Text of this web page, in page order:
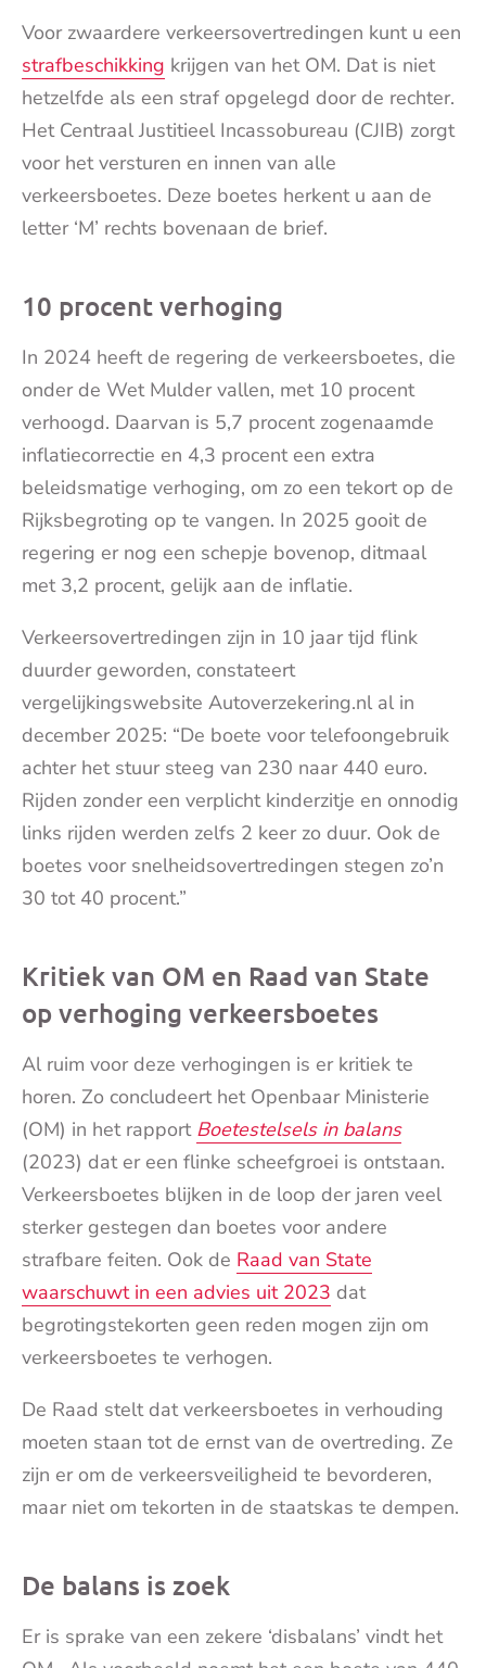
Voor zwaardere verkeersovertredingen kunt u een
strafbeschikking krijgen van het OM. Dat is niet
hetzelfde als een straf opgelegd door de rechter.
Het Centraal Justitieel Incassobureau (CJIB) zorgt
voor het versturen en innen van alle
verkeersboetes. Deze boetes herkent u aan de
letter ‘M’ rechts bovenaan de brief.
10 procent verhoging
In 2024 heeft de regering de verkeersboetes, die
onder de Wet Mulder vallen, met 10 procent
verhoogd. Daarvan is 5,7 procent zogenaamde
inflatiecorrectie en 4,3 procent een extra
beleidsmatige verhoging, om zo een tekort op de
Rijksbegroting op te vangen. In 2025 gooit de
regering er nog een schepje bovenop, ditmaal
met 3,2 procent, gelijk aan de inflatie.
Verkeersovertredingen zijn in 10 jaar tijd flink
duurder geworden, constateert
vergelijkingswebsite Autoverzekering.nl al in
december 2025: “De boete voor telefoongebruik
achter het stuur steeg van 230 naar 440 euro.
Rijden zonder een verplicht kinderzitje en onnodig
links rijden werden zelfs 2 keer zo duur. Ook de
boetes voor snelheidsovertredingen stegen zo’n
30 tot 40 procent.”
Kritiek van OM en Raad van State
op verhoging verkeersboetes
Al ruim voor deze verhogingen is er kritiek te
horen. Zo concludeert het Openbaar Ministerie
(OM) in het rapport Boetestelsels in balans
(2023) dat er een flinke scheefgroei is ontstaan.
Verkeersboetes blijken in de loop der jaren veel
sterker gestegen dan boetes voor andere
strafbare feiten. Ook de Raad van State
waarschuwt in een advies uit 2023 dat
begrotingstekorten geen reden mogen zijn om
verkeersboetes te verhogen.
De Raad stelt dat verkeersboetes in verhouding
moeten staan tot de ernst van de overtreding. Ze
zijn er om de verkeersveiligheid te bevorderen,
maar niet om tekorten in de staatskas te dempen.
De balans is zoek
Er is sprake van een zekere ‘disbalans’ vindt het